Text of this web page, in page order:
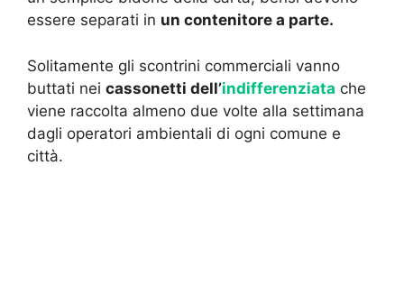
essere separati in un contenitore a parte.
Solitamente gli scontrini commerciali vanno
buttati nei cassonetti dell’indifferenziata che
viene raccolta almeno due volte alla settimana
dagli operatori ambientali di ogni comune e
città.